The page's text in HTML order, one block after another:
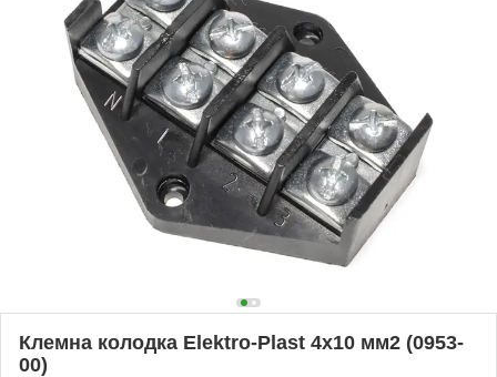
Клемна колодка Elektro-Plast 4х10 мм2 (0953-
00)